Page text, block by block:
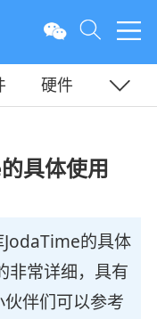
硬件
具体使用
的具体
非常详细，具有
伴们可以参考